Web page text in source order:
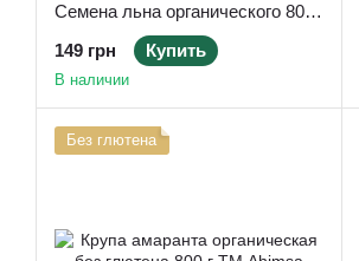
Семена льна органического 800 г ТМ Ahimsa
149 грн
Купить
В наличии
Без глютена